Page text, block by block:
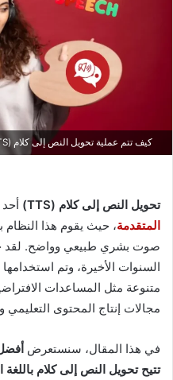
كيف تتم عملية تحويل النص إلى كلام (TTS) وكيف تختار المحرك المناسب؟
تحويل النص إلى كلام (TTS)
المتقدمة، حيث يقوم هذا النظام
صوت بشري طبيعي وواضح. لقد
السنوات الأخيرة، وتم
متنوعة مثل المساعدات
مجالات إنتاج المحتوى التعليمي
في هذا المقال، سنستعرض
تتيح تحويل النص إلى كلام باللغة